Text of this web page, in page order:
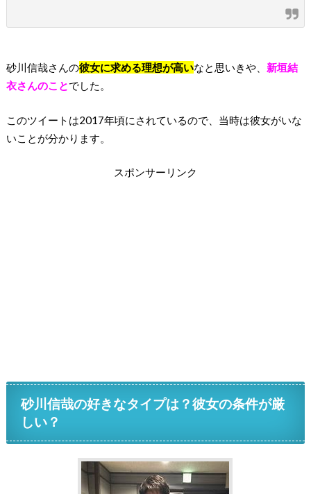
砂川信哉さんの彼女に求める理想が高いなと思いきや、 新垣結
衣さんのことでした。
このツイートは2017年頃にされているので、当時は彼女がいな
いことが分かります。
スポンサーリンク
砂川信哉の好きなタイプは？彼女の条件が厳
しい？